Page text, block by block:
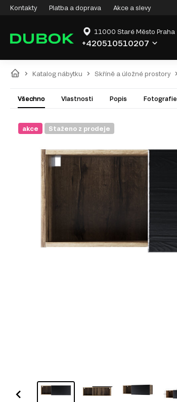
Kontakty Platba a doprava Akce a slevy
11000 Staré Město Praha
+420510510207
Katalog nábytku Skříně a úložné prostory
Všechno Vlastnosti Popis Fotografie
akce Staženo z prodeje